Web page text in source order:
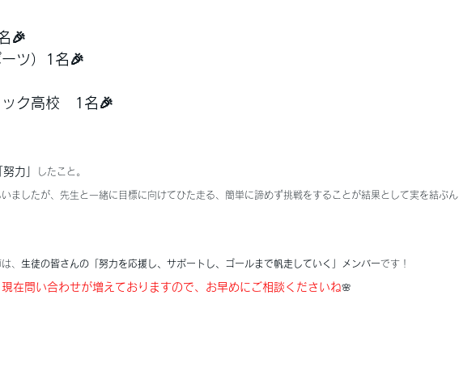
🎉
ツ）1名🎉
ク高校　1名🎉
努力」 したこと。
ましたが、先生と一緒に目標に向けてひた走る、簡単に諦めず挑戦をすることが結果として実を結ぶん
、 生徒の皆さんの「努力を応援し、サポートし、ゴールまで帆走していく」メンバーです！
在問い合わせが増えておりますので、お早めにご相談くださいね🌸